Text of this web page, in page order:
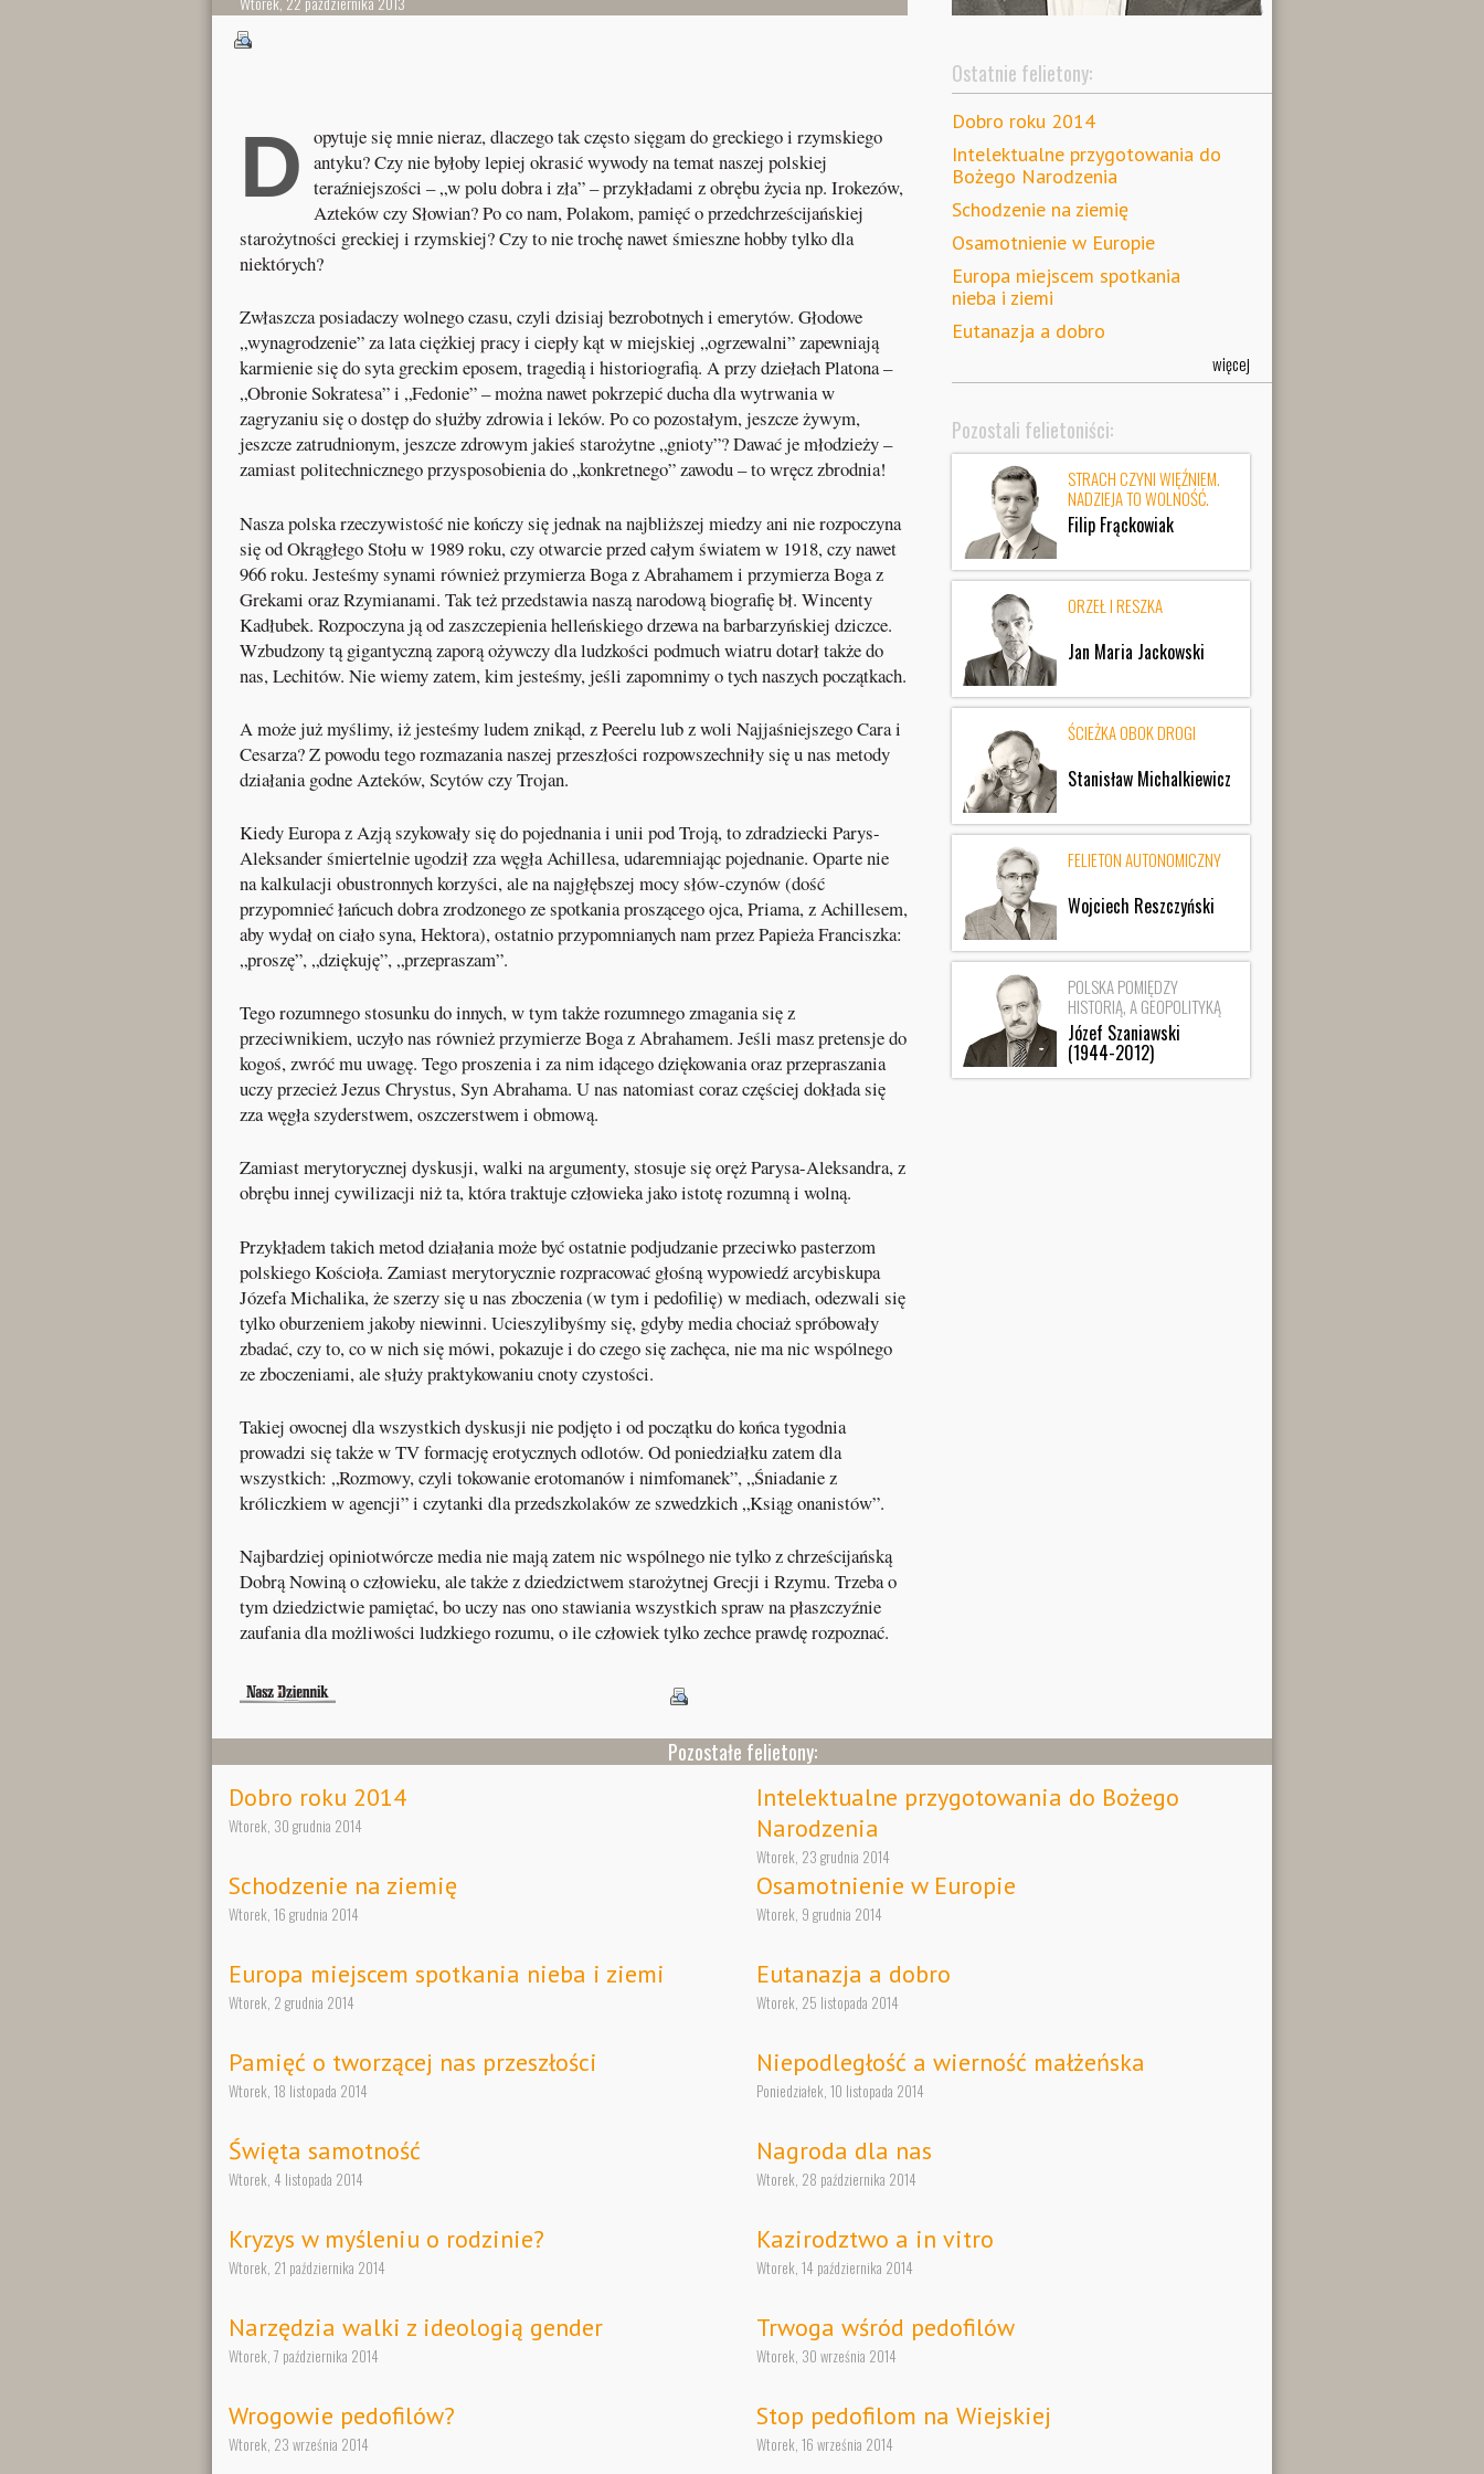
D opytuje się mnie nieraz, dlaczego tak często sięgam do greckiego i rzymskiego
antyku? Czy nie byłoby lepiej okrasić wywody na temat naszej polskiej
teraźniejszości – „w polu dobra i zła” – przykładami z obrębu życia np. Irokezów,
Azteków czy Słowian? Po co nam, Polakom, pamięć o przedchrześcijańskiej
starożytności greckiej i rzymskiej? Czy to nie trochę nawet śmieszne hobby tylko dla
niektórych?
Zwłaszcza posiadaczy wolnego czasu, czyli dzisiaj bezrobotnych i emerytów. Głodowe
„wynagrodzenie” za lata ciężkiej pracy i ciepły kąt w miejskiej „ogrzewalni” zapewniają
karmienie się do syta greckim eposem, tragedią i historiografią. A przy dziełach Platona –
„Obronie Sokratesa” i „Fedonie” – można nawet pokrzepić ducha dla wytrwania w
zagryzaniu się o dostęp do służby zdrowia i leków. Po co pozostałym, jeszcze żywym,
jeszcze zatrudnionym, jeszcze zdrowym jakieś starożytne „gnioty”? Dawać je młodzieży –
zamiast politechnicznego przysposobienia do „konkretnego” zawodu – to wręcz zbrodnia!
Nasza polska rzeczywistość nie kończy się jednak na najbliższej miedzy ani nie rozpoczyna
się od Okrągłego Stołu w 1989 roku, czy otwarcie przed całym światem w 1918, czy nawet
966 roku. Jesteśmy synami również przymierza Boga z Abrahamem i przymierza Boga z
Grekami oraz Rzymianami. Tak też przedstawia naszą narodową biografię bł. Wincenty
Kadłubek. Rozpoczyna ją od zaszczepienia helleńskiego drzewa na barbarzyńskiej dziczce.
Wzbudzony tą gigantyczną zaporą ożywczy dla ludzkości podmuch wiatru dotarł także do
nas, Lechitów. Nie wiemy zatem, kim jesteśmy, jeśli zapomnimy o tych naszych początkach.
A może już myślimy, iż jesteśmy ludem znikąd, z Peerelu lub z woli Najjaśniejszego Cara i
Cesarza? Z powodu tego rozmazania naszej przeszłości rozpowszechniły się u nas metody
działania godne Azteków, Scytów czy Trojan.
Kiedy Europa z Azją szykowały się do pojednania i unii pod Troją, to zdradziecki Parys-
Aleksander śmiertelnie ugodził zza węgła Achillesa, udaremniając pojednanie. Oparte nie
na kalkulacji obustronnych korzyści, ale na najgłębszej mocy słów-czynów (dość
przypomnieć łańcuch dobra zrodzonego ze spotkania proszącego ojca, Priama, z Achillesem,
aby wydał on ciało syna, Hektora), ostatnio przypomnianych nam przez Papieża Franciszka:
„proszę”, „dziękuję”, „przepraszam”.
Tego rozumnego stosunku do innych, w tym także rozumnego zmagania się z
przeciwnikiem, uczyło nas również przymierze Boga z Abrahamem. Jeśli masz pretensje do
kogoś, zwróć mu uwagę. Tego proszenia i za nim idącego dziękowania oraz przepraszania
uczy przecież Jezus Chrystus, Syn Abrahama. U nas natomiast coraz częściej dokłada się
zza węgła szyderstwem, oszczerstwem i obmową.
Zamiast merytorycznej dyskusji, walki na argumenty, stosuje się oręż Parysa-Aleksandra, z
obrębu innej cywilizacji niż ta, która traktuje człowieka jako istotę rozumną i wolną.
Przykładem takich metod działania może być ostatnie podjudzanie przeciwko pasterzom
polskiego Kościoła. Zamiast merytorycznie rozpracować głośną wypowiedź arcybiskupa
Józefa Michalika, że szerzy się u nas zboczenia (w tym i pedofilię) w mediach, odezwali się
tylko oburzeniem jakoby niewinni. Ucieszylibyśmy się, gdyby media chociaż spróbowały
zbadać, czy to, co w nich się mówi, pokazuje i do czego się zachęca, nie ma nic wspólnego
ze zboczeniami, ale służy praktykowaniu cnoty czystości.
Takiej owocnej dla wszystkich dyskusji nie podjęto i od początku do końca tygodnia
prowadzi się także w TV formację erotycznych odlotów. Od poniedziałku zatem dla
wszystkich: „Rozmowy, czyli tokowanie erotomanów i nimfomanek”, „Śniadanie z
króliczkiem w agencji” i czytanki dla przedszkolaków ze szwedzkich „Ksiąg onanistów”.
Najbardziej opiniotwórcze media nie mają zatem nic wspólnego nie tylko z chrześcijańską
Dobrą Nowiną o człowieku, ale także z dziedzictwem starożytnej Grecji i Rzymu. Trzeba o
tym dziedzictwie pamiętać, bo uczy nas ono stawiania wszystkich spraw na płaszczyźnie
zaufania dla możliwości ludzkiego rozumu, o ile człowiek tylko zechce prawdę rozpoznać.
Ostatnie felietony:
Dobro roku 2014
Intelektualne przygotowania do
Bożego Narodzenia
Schodzenie na ziemię
Osamotnienie w Europie
Europa miejscem spotkania
nieba i ziemi
Eutanazja a dobro
więcej
Pozostali felietoniści:
STRACH CZYNI WIĘŹNIEM.
NADZIEJA TO WOLNOŚĆ.
Filip Frąckowiak
ORZEŁ I RESZKA
Jan Maria Jackowski
ŚCIEŻKA OBOK DROGI
Stanisław Michalkiewicz
FELIETON AUTONOMICZNY
Wojciech Reszczyński
POLSKA POMIĘDZY
HISTORIĄ, A GEOPOLITYKĄ
Józef Szaniawski
(1944-2012)
Pozostałe felietony:
Dobro roku 2014
Wtorek, 30 grudnia 2014
Intelektualne przygotowania do Bożego
Narodzenia
Wtorek, 23 grudnia 2014
Schodzenie na ziemię
Wtorek, 16 grudnia 2014
Osamotnienie w Europie
Wtorek, 9 grudnia 2014
Europa miejscem spotkania nieba i ziemi
Wtorek, 2 grudnia 2014
Eutanazja a dobro
Wtorek, 25 listopada 2014
Pamięć o tworzącej nas przeszłości
Wtorek, 18 listopada 2014
Niepodległość a wierność małżeńska
Poniedziałek, 10 listopada 2014
Święta samotność
Wtorek, 4 listopada 2014
Nagroda dla nas
Wtorek, 28 października 2014
Kryzys w myśleniu o rodzinie?
Wtorek, 21 października 2014
Kazirodztwo a in vitro
Wtorek, 14 października 2014
Narzędzia walki z ideologią gender
Wtorek, 7 października 2014
Trwoga wśród pedofilów
Wtorek, 30 września 2014
Wrogowie pedofilów?
Wtorek, 23 września 2014
Stop pedofilom na Wiejskiej
Wtorek, 16 września 2014